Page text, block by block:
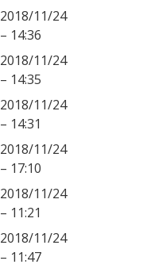
2018/11/24
– 14:36
2018/11/24
– 14:35
2018/11/24
– 14:31
2018/11/24
– 17:10
2018/11/24
– 11:21
2018/11/24
– 11:47